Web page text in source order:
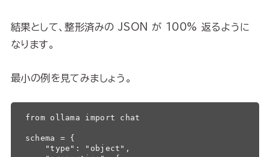
結果として、整形済みの JSON が 100% 返るように
なります。
最小の例を見てみましょう。
from ollama import chat
schema = {